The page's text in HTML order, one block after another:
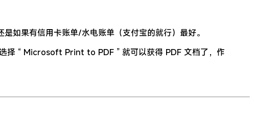
如果有信用卡账单/水电账单（支付宝的就行）最好。
择 “ Microsoft Print to PDF ” 就可以获得 PDF 文档了，作